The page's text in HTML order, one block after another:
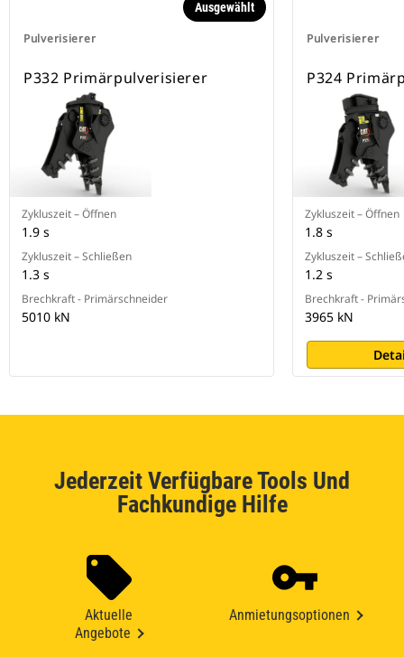
Pulverisierer
Ausgewählt
P332 Primärpulverisierer
Zykluszeit – Öffnen
1.9 s
Zykluszeit – Schließen
1.3 s
Brechkraft - Primärschneider
5010 kN
Pulverisierer
P324
Zykluszeit – Öffnen
1.8 s
Zykluszeit –
1.2 s
Brechkraft -
3965 kN
Jederzeit Verfügbare Tools Und
Fachkundige Hilfe
Aktuelle
Angebote
Anmietungsoptionen